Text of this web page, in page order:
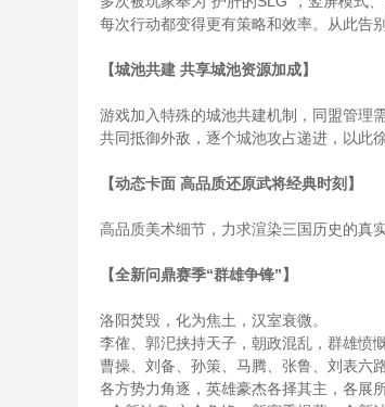
每次行动都变得更有策略和效率。从此告
【城池共建 共享城池资源加成】
游戏加入特殊的城池共建机制，同盟管理
共同抵御外敌，逐个城池攻占递进，以此徐
【动态卡面 高品质还原武将经典时刻】
高品质美术细节，力求渲染三国历史的真
【全新问鼎赛季“群雄争锋”】
洛阳焚毁，化为焦土，汉室衰微。
李傕、郭汜挟持天子，朝政混乱，群雄愤
曹操、刘备、孙策、马腾、张鲁、刘表六
各方势力角逐，英雄豪杰各择其主，各展